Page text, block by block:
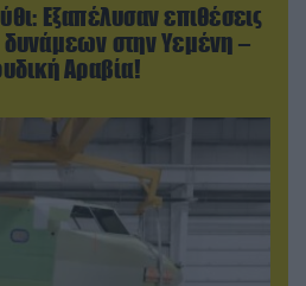
Eξαπέλυσαν επιθέσεις
δυνάμεων στην Υεμένη –
Αραβία!